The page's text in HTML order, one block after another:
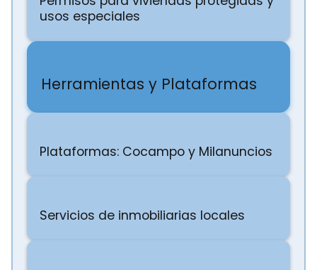
usos especiales
Herramientas y Plataformas
Plataformas: Cocampo y Milanuncios
Servicios de inmobiliarias locales